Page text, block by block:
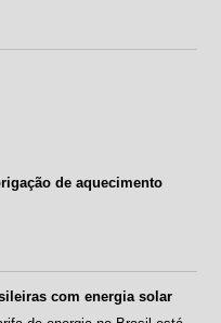
de aquecimento
com energia solar